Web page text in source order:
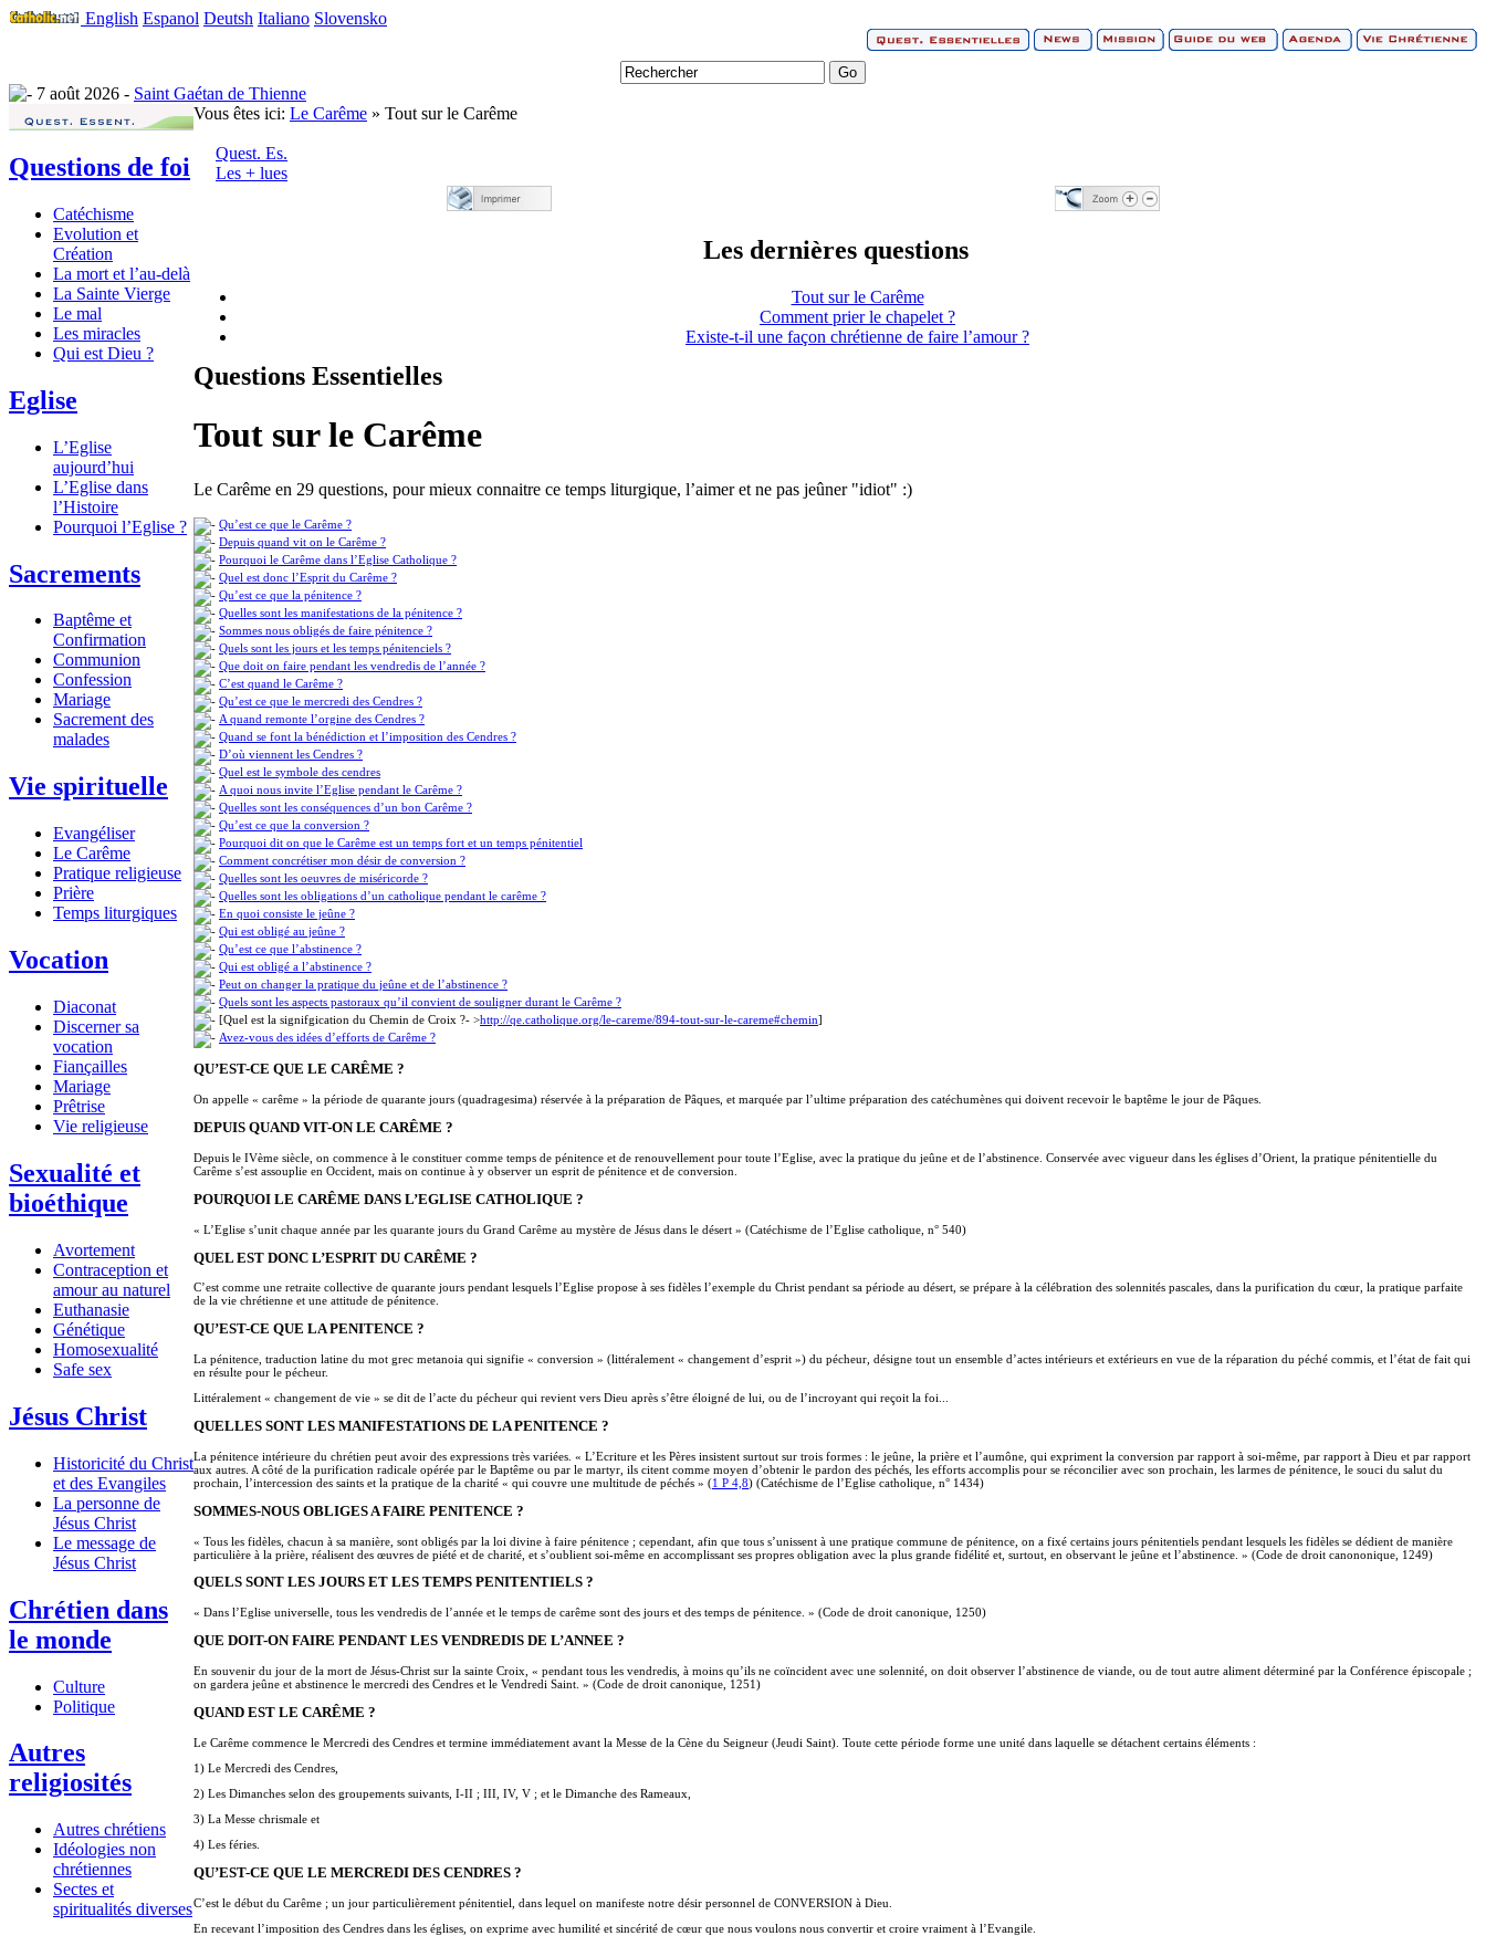
English Espanol Deutsh Italiano Slovensko
7 août 2026 - Saint Gaétan de Thienne
Questions de foi
Catéchisme
Evolution et
Création
La mort et l’au-delà
La Sainte Vierge
Le mal
Les miracles
Qui est Dieu ?
Eglise
L’Eglise
aujourd’hui
L’Eglise dans
l’Histoire
Pourquoi l’Eglise ?
Sacrements
Baptême et
Confirmation
Communion
Confession
Mariage
Sacrement des
malades
Vie spirituelle
Evangéliser
Le Carême
Pratique religieuse
Prière
Temps liturgiques
Vocation
Diaconat
Discerner sa
vocation
Fiançailles
Mariage
Prêtrise
Vie religieuse
Sexualité et
bioéthique
Avortement
Contraception et
amour au naturel
Euthanasie
Génétique
Homosexualité
Safe sex
Jésus Christ
Historicité du Christ
et des Evangiles
La personne de
Jésus Christ
Le message de
Jésus Christ
Chrétien dans
le monde
Culture
Politique
Autres
religiosités
Autres chrétiens
Idéologies non
chrétiennes
Sectes et
spiritualités diverses
Vous êtes ici: Le Carême » Tout sur le Carême
Quest. Es.
Les + lues
Les dernières questions
Tout sur le Carême
Comment prier le chapelet ?
Existe-t-il une façon chrétienne de faire l’amour ?
Questions Essentielles
Tout sur le Carême
Le Carême en 29 questions, pour mieux connaitre ce temps liturgique, l’aimer et ne pas jeûner "idiot" :)
Qu’est ce que le Carême ?
Depuis quand vit on le Carême ?
Pourquoi le Carême dans l’Eglise Catholique ?
Quel est donc l’Esprit du Carême ?
Qu’est ce que la pénitence ?
Quelles sont les manifestations de la pénitence ?
Sommes nous obligés de faire pénitence ?
Quels sont les jours et les temps pénitenciels ?
Que doit on faire pendant les vendredis de l’année ?
C’est quand le Carême ?
Qu’est ce que le mercredi des Cendres ?
A quand remonte l’orgine des Cendres ?
Quand se font la bénédiction et l’imposition des Cendres ?
D’où viennent les Cendres ?
Quel est le symbole des cendres
A quoi nous invite l’Eglise pendant le Carême ?
Quelles sont les conséquences d’un bon Carême ?
Qu’est ce que la conversion ?
Pourquoi dit on que le Carême est un temps fort et un temps pénitentiel
Comment concrétiser mon désir de conversion ?
Quelles sont les oeuvres de miséricorde ?
Quelles sont les obligations d’un catholique pendant le carême ?
En quoi consiste le jeûne ?
Qui est obligé au jeûne ?
Qu’est ce que l’abstinence ?
Qui est obligé a l’abstinence ?
Peut on changer la pratique du jeûne et de l’abstinence ?
Quels sont les aspects pastoraux qu’il convient de souligner durant le Carême ?
[Quel est la signifgication du Chemin de Croix ?- >http://qe.catholique.org/le-careme/894-tout-sur-le-careme#chemin]
Avez-vous des idées d’efforts de Carême ?
QU’EST-CE QUE LE CARÊME ?
On appelle « carême » la période de quarante jours (quadragesima) réservée à la préparation de Pâques, et marquée par l’ultime préparation des catéchumènes qui doivent recevoir le baptême le jour de Pâques.
DEPUIS QUAND VIT-ON LE CARÊME ?
Depuis le IVème siècle, on commence à le constituer comme temps de pénitence et de renouvellement pour toute l’Eglise, avec la pratique du jeûne et de l’abstinence. Conservée avec vigueur dans les églises d’Orient, la pratique pénitentielle du
Carême s’est assouplie en Occident, mais on continue à y observer un esprit de pénitence et de conversion.
POURQUOI LE CARÊME DANS L’EGLISE CATHOLIQUE ?
« L’Eglise s’unit chaque année par les quarante jours du Grand Carême au mystère de Jésus dans le désert » (Catéchisme de l’Eglise catholique, n° 540)
QUEL EST DONC L’ESPRIT DU CARÊME ?
C’est comme une retraite collective de quarante jours pendant lesquels l’Eglise propose à ses fidèles l’exemple du Christ pendant sa période au désert, se prépare à la célébration des solennités pascales, dans la purification du cœur, la pratique parfaite
de la vie chrétienne et une attitude de pénitence.
QU’EST-CE QUE LA PENITENCE ?
La pénitence, traduction latine du mot grec metanoia qui signifie « conversion » (littéralement « changement d’esprit ») du pécheur, désigne tout un ensemble d’actes intérieurs et extérieurs en vue de la réparation du péché commis, et l’état de fait qui
en résulte pour le pécheur.
Littéralement « changement de vie » se dit de l’acte du pécheur qui revient vers Dieu après s’être éloigné de lui, ou de l’incroyant qui reçoit la foi...
QUELLES SONT LES MANIFESTATIONS DE LA PENITENCE ?
La pénitence intérieure du chrétien peut avoir des expressions très variées. « L’Ecriture et les Pères insistent surtout sur trois formes : le jeûne, la prière et l’aumône, qui expriment la conversion par rapport à soi-même, par rapport à Dieu et par rapport
aux autres. A côté de la purification radicale opérée par le Baptême ou par le martyr, ils citent comme moyen d’obtenir le pardon des péchés, les efforts accomplis pour se réconcilier avec son prochain, les larmes de pénitence, le souci du salut du
prochain, l’intercession des saints et la pratique de la charité « qui couvre une multitude de péchés » (1 P 4,8) (Catéchisme de l’Eglise catholique, n° 1434)
SOMMES-NOUS OBLIGES A FAIRE PENITENCE ?
« Tous les fidèles, chacun à sa manière, sont obligés par la loi divine à faire pénitence ; cependant, afin que tous s’unissent à une pratique commune de pénitence, on a fixé certains jours pénitentiels pendant lesquels les fidèles se dédient de manière
particulière à la prière, réalisent des œuvres de piété et de charité, et s’oublient soi-même en accomplissant ses propres obligation avec la plus grande fidélité et, surtout, en observant le jeûne et l’abstinence. » (Code de droit canononique, 1249)
QUELS SONT LES JOURS ET LES TEMPS PENITENTIELS ?
« Dans l’Eglise universelle, tous les vendredis de l’année et le temps de carême sont des jours et des temps de pénitence. » (Code de droit canonique, 1250)
QUE DOIT-ON FAIRE PENDANT LES VENDREDIS DE L’ANNEE ?
En souvenir du jour de la mort de Jésus-Christ sur la sainte Croix, « pendant tous les vendredis, à moins qu’ils ne coïncident avec une solennité, on doit observer l’abstinence de viande, ou de tout autre aliment déterminé par la Conférence épiscopale ;
on gardera jeûne et abstinence le mercredi des Cendres et le Vendredi Saint. » (Code de droit canonique, 1251)
QUAND EST LE CARÊME ?
Le Carême commence le Mercredi des Cendres et termine immédiatement avant la Messe de la Cène du Seigneur (Jeudi Saint). Toute cette période forme une unité dans laquelle se détachent certains éléments :
1) Le Mercredi des Cendres,
2) Les Dimanches selon des groupements suivants, I-II ; III, IV, V ; et le Dimanche des Rameaux,
3) La Messe chrismale et
4) Les féries.
QU’EST-CE QUE LE MERCREDI DES CENDRES ?
C’est le début du Carême ; un jour particulièrement pénitentiel, dans lequel on manifeste notre désir personnel de CONVERSION à Dieu.
En recevant l’imposition des Cendres dans les églises, on exprime avec humilité et sincérité de cœur que nous voulons nous convertir et croire vraiment à l’Evangile.